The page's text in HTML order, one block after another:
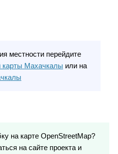
местности перейдите
карты Махачкалы или на
на карте OpenStreetMap?
на сайте проекта и